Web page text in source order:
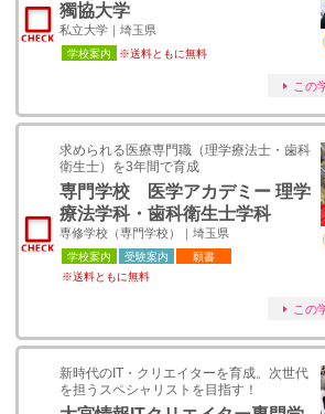
獨協大学
私立大学｜埼玉県
学校案内 ※送料ともに無料
この
求められる医療専門職（理学療法士・歯科
衛生士）を3年間で育成
専門学校 医学アカデミー 理学
療法学科・歯科衛生士学科
専修学校（専門学校）｜埼玉県
学校案内 受験案内
願書
※送料ともに無料
この
新時代のIT・クリエイターを育成。次世代
を担うスペシャリストを目指す！